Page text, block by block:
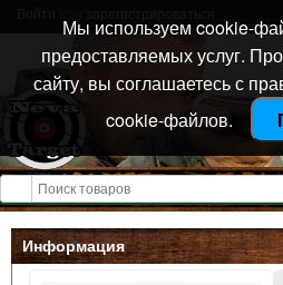
Открыть меню
Информация
Мы используем cookie-
предоставляемых услуг.
сайту, вы соглашаетесь с
cookie-файлов.